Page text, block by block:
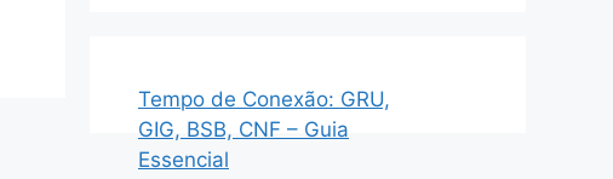
Tempo de Conexão: GRU,
GIG, BSB, CNF – Guia
Essencial